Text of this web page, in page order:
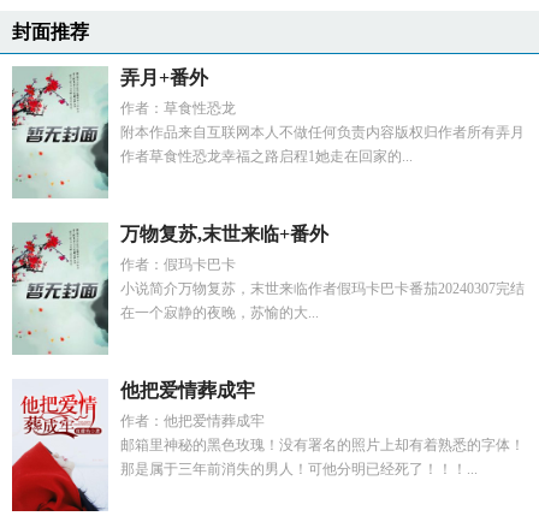
封面推荐
弄月+番外
作者：草食性恐龙
附本作品来自互联网本人不做任何负责内容版权归作者所有弄月
作者草食性恐龙幸福之路启程1她走在回家的...
万物复苏,末世来临+番外
作者：假玛卡巴卡
小说简介万物复苏，末世来临作者假玛卡巴卡番茄20240307完结
在一个寂静的夜晚，苏愉的大...
他把爱情葬成牢
作者：他把爱情葬成牢
邮箱里神秘的黑色玫瑰！没有署名的照片上却有着熟悉的字体！
那是属于三年前消失的男人！可他分明已经死了！！！...